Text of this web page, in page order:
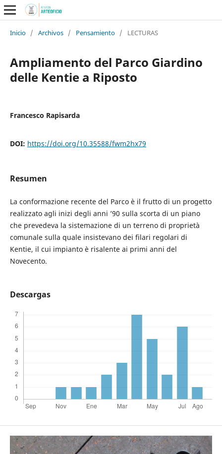
Inicio / Archivos / Pensamiento / LECTURAS
Ampliamento del Parco Giardino
delle Kentie a Riposto
Francesco Rapisarda
DOI: https://doi.org/10.35588/fwm2hx79
Resumen
La conformazione recente del Parco è il frutto di un progetto
realizzato agli inizi degli anni ’90 sulla scorta di un piano
che prevedeva la sistemazione di un terreno di proprietà
comunale sulla quale insistevano dei filari regolari di
Kentie, il cui impianto è risalente ai primi anni del
Novecento.
Descargas